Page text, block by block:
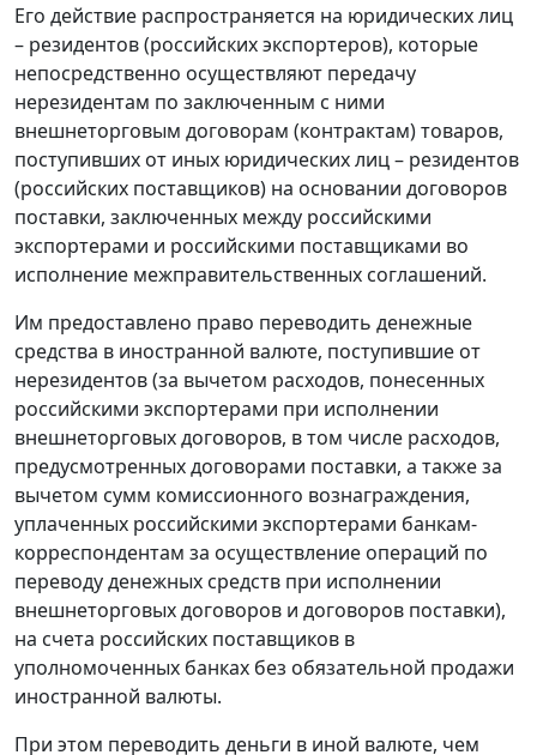
Его действие распространяется на юридических лиц
– резидентов (российских экспортеров), которые
непосредственно осуществляют передачу
нерезидентам по заключенным с ними
внешнеторговым договорам (контрактам) товаров,
поступивших от иных юридических лиц – резидентов
(российских поставщиков) на основании договоров
поставки, заключенных между российскими
экспортерами и российскими поставщиками во
исполнение межправительственных соглашений.
Им предоставлено право переводить денежные
средства в иностранной валюте, поступившие от
нерезидентов (за вычетом расходов, понесенных
российскими экспортерами при исполнении
внешнеторговых договоров, в том числе расходов,
предусмотренных договорами поставки, а также за
вычетом сумм комиссионного вознаграждения,
уплаченных российскими экспортерами банкам-
корреспондентам за осуществление операций по
переводу денежных средств при исполнении
внешнеторговых договоров и договоров поставки),
на счета российских поставщиков в
уполномоченных банках без обязательной продажи
иностранной валюты.
При этом переводить деньги в иной валюте, чем